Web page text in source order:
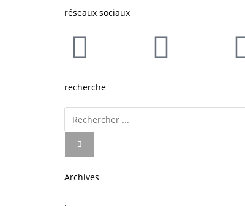
réseaux sociaux
recherche
Archives
.